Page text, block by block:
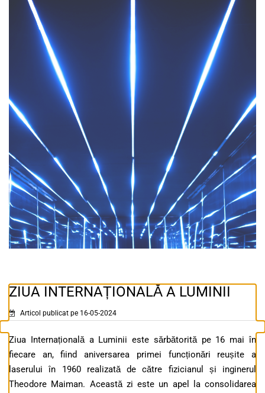
ZIUA INTERNAȚIONALĂ A LUMINII
Articol publicat pe 16-05-2024
Ziua Internațională a Luminii este sărbătorită pe 16 mai în
fiecare an, fiind aniversarea primei funcționări reușite a
laserului în 1960 realizată de către fizicianul și inginerul
Theodore Maiman. Această zi este un apel la consolidarea